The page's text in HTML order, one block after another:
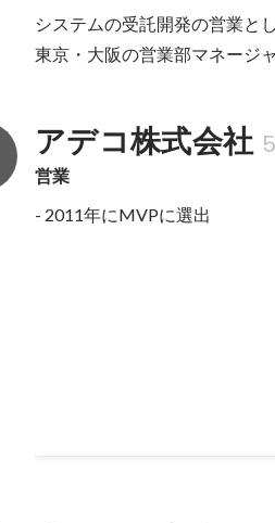
システムの受託開発の営業とし
東京・大阪の営業部マネージ
アデコ株式会社
営業
- 2011年にMVPに選出